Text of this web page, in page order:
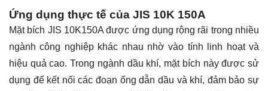
Ứng dụng thực tế của JIS 10K 150A
Mặt bích JIS 10K150A được ứng dụng rộng rãi trong nhiều
ngành công nghiệp khác nhau nhờ vào tính linh hoạt và
hiệu quả cao. Trong ngành dầu khí, mặt bích này được sử
dụng để kết nối các đoạn ống dẫn dầu và khí, đảm bảo sự